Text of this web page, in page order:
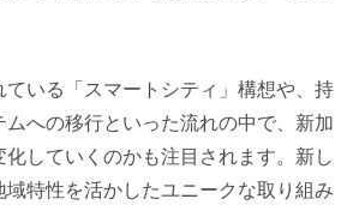
ている「スマートシティ」構想や、持
への移行といった流れの中で、新加
していくのかも注目されます。新し
域特性を活かしたユニークな取り組み